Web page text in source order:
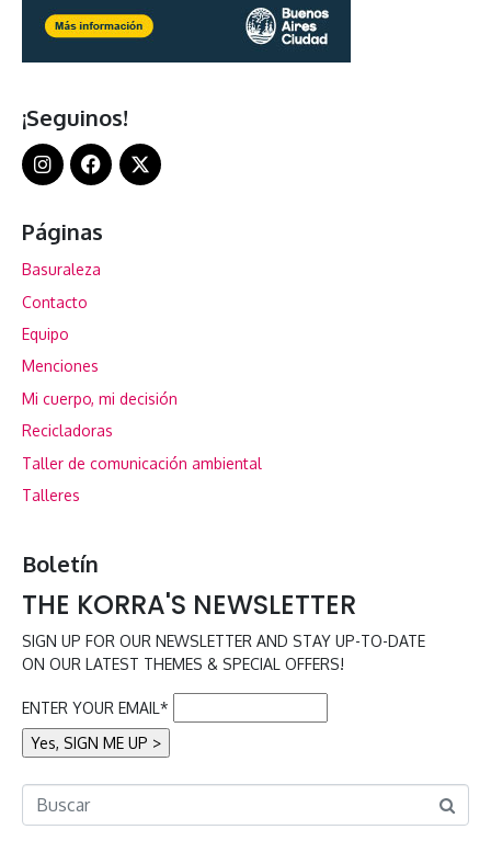
¡Seguinos!
Páginas
Basuraleza
Contacto
Equipo
Menciones
Mi cuerpo, mi decisión
Recicladoras
Taller de comunicación ambiental
Talleres
Boletín
THE KORRA'S NEWSLETTER
SIGN UP FOR OUR NEWSLETTER AND STAY UP-TO-DATE
ON OUR LATEST THEMES & SPECIAL OFFERS!
ENTER YOUR EMAIL*